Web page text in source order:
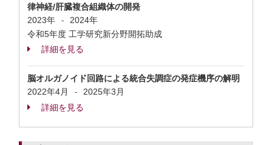
律神経/肝臓複合組織体の開発
2023年
-
2024年
令和5年度 工学研究新分野開拓助成
詳細を見る
脳オルガノイド回路による統合失調症の発症機序の解明
2022年4月
-
2025年3月
詳細を見る